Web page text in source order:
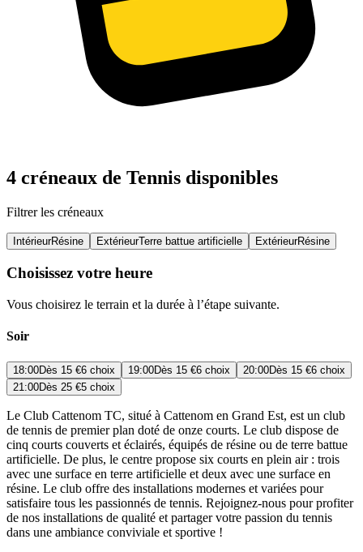
4 créneaux de Tennis disponibles
Filtrer les créneaux
IntérieurRésine ExtérieurTerre battue artificielle ExtérieurRésine
Choisissez votre heure
Vous choisirez le terrain et la durée à l’étape suivante.
Soir
18:00Dès 15 €6 choix 19:00Dès 15 €6 choix 20:00Dès 15 €6 choix
21:00Dès 25 €5 choix
Le Club Cattenom TC, situé à Cattenom en Grand Est, est un club
de tennis de premier plan doté de onze courts. Le club dispose de
cinq courts couverts et éclairés, équipés de résine ou de terre battue
artificielle. De plus, le centre propose six courts en plein air : trois
avec une surface en terre artificielle et deux avec une surface en
résine. Le club offre des installations modernes et variées pour
satisfaire tous les passionnés de tennis. Rejoignez-nous pour profiter
de nos installations de qualité et partager votre passion du tennis
dans une ambiance conviviale et sportive !